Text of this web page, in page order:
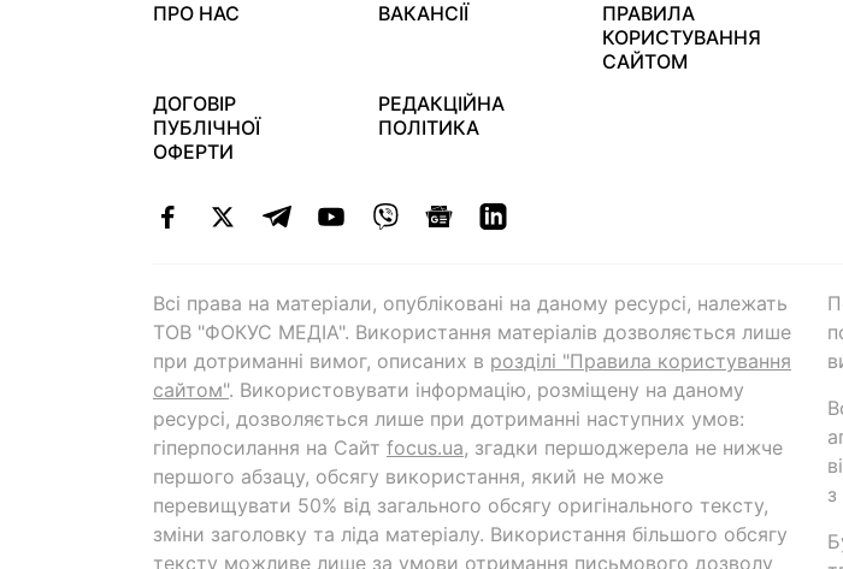
ПРО НАС
ВАКАНСІЇ
ПРАВИЛА
КОРИСТУВАННЯ
САЙТОМ
ДОГОВІР
ПУБЛІЧНОЇ
ОФЕРТИ
РЕДАКЦІЙНА
ПОЛІТИКА
Всі права на матеріали, опубліковані на даному ресурсі, належать
ТОВ "ФОКУС МЕДІА". Використання матеріалів дозволяється лише
при дотриманні вимог, описаних в розділі "Правила користування
сайтом". Використовувати інформацію, розміщену на даному
ресурсі, дозволяється лише при дотриманні наступних умов:
гіперпосилання на Cайт focus.ua, згадки першоджерела не нижче
першого абзацу, обсягу використання, який не може
перевищувати 50% від загального обсягу оригінального тексту,
зміни заголовку та ліда матеріалу. Використання більшого обсягу
тексту можливе лише за умови отримання письмового дозволу